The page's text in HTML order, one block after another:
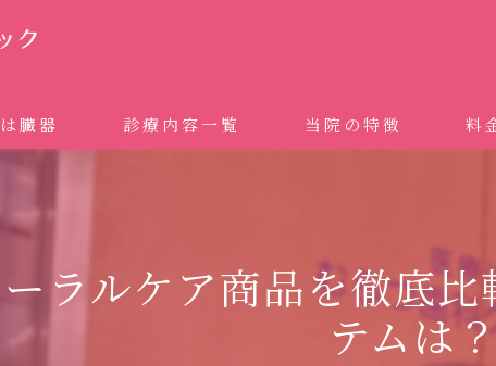
臓器 診療内容一覧
矯正歯科 (インビザライン、マウスピース矯正）
ホワイトニング
当院の特徴
ドクターむらつのワンライ
グループクリニック
料
ラルケア商品を徹底
テムは